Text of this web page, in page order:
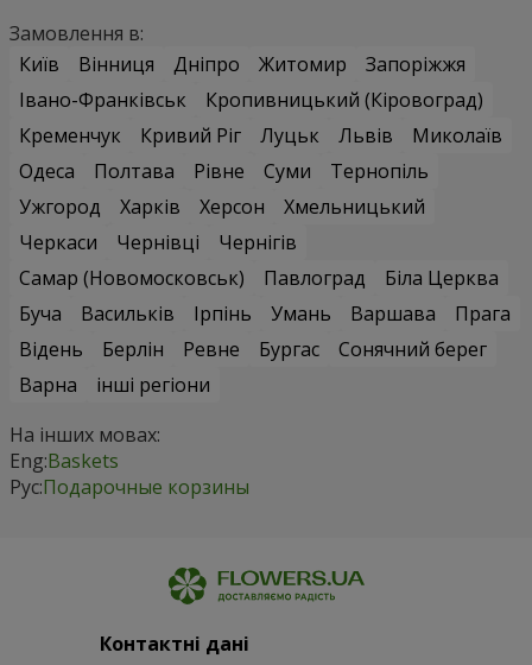
Замовлення в:
Київ
Вінниця Дніпро Житомир
Запоріжжя
Івано-Франківськ
Кропивницький (Кіровоград)
Кременчук
Кривий Ріг Луцьк Львів
Миколаїв
Одеса
Полтава Рівне Суми
Тернопіль
Ужгород
Харків Херсон
Хмельницький
Черкаси
Чернівці
Чернігів
Самар (Новомосковськ)
Павлоград
Біла Церква
Буча
Васильків Ірпінь Умань Варшава
Прага
Відень
Берлін Ревне Бургас
Сонячний берег
Варна
інші регіони
На інших мовах:
Eng:Baskets
Рус:Подарочные корзины
Контактні дані